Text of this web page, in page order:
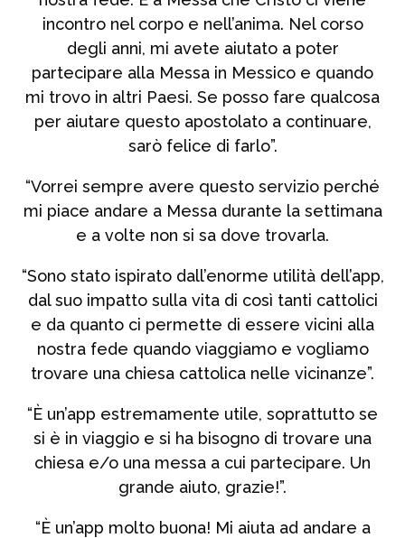
incontro nel corpo e nell’anima. Nel corso
degli anni, mi avete aiutato a poter
partecipare alla Messa in Messico e quando
mi trovo in altri Paesi. Se posso fare qualcosa
per aiutare questo apostolato a continuare,
sarò felice di farlo”.
“Vorrei sempre avere questo servizio perché
mi piace andare a Messa durante la settimana
e a volte non si sa dove trovarla.
“Sono stato ispirato dall’enorme utilità dell’app,
dal suo impatto sulla vita di così tanti cattolici
e da quanto ci permette di essere vicini alla
nostra fede quando viaggiamo e vogliamo
trovare una chiesa cattolica nelle vicinanze”.
“È un’app estremamente utile, soprattutto se
si è in viaggio e si ha bisogno di trovare una
chiesa e/o una messa a cui partecipare. Un
grande aiuto, grazie!”.
“È un’app molto buona! Mi aiuta ad andare a